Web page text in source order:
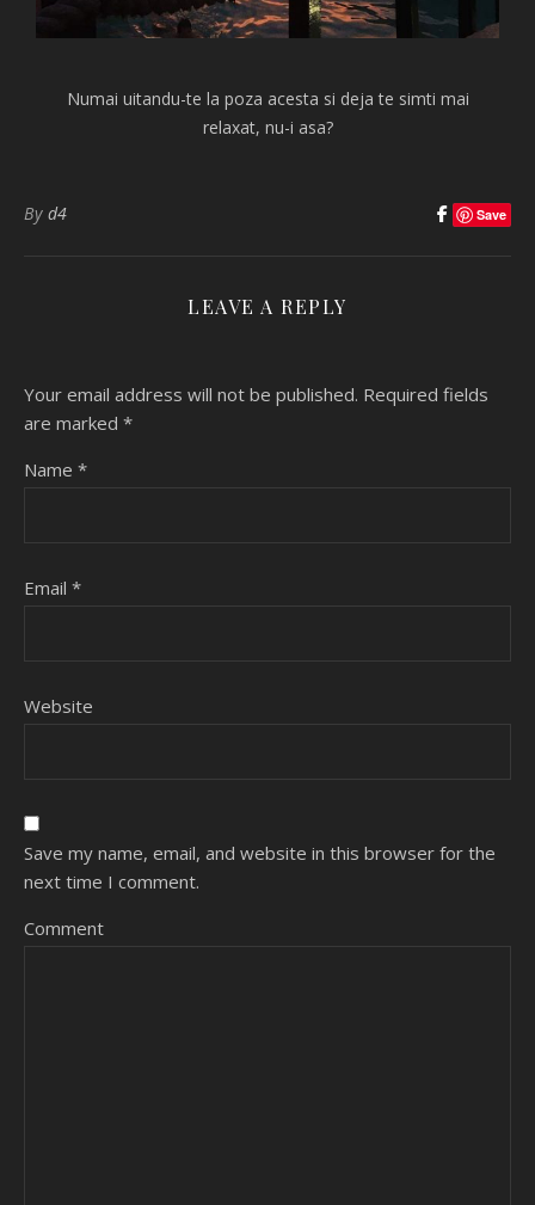
Numai uitandu-te la poza acesta si deja te simti mai
relaxat, nu-i asa?
By d4 Save
LEAVE A REPLY
Your email address will not be published. Required fields
are marked *
Name *
Email *
Website
Save my name, email, and website in this browser for the
next time I comment.
Comment